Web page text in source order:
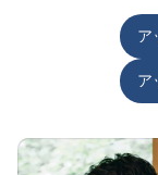
ア
ア